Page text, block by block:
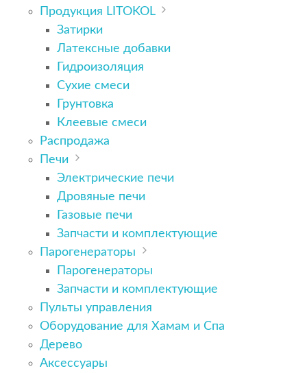
Продукция LITOKOL
Затирки
Латексные добавки
Гидроизоляция
Сухие смеси
Грунтовка
Клеевые смеси
Распродажа
Печи
Электрические печи
Дровяные печи
Газовые печи
Запчасти и комплектующие
Парогенераторы
Парогенераторы
Запчасти и комплектующие
Пульты управления
Оборудование для Хамам и Спа
Дерево
Аксессуары